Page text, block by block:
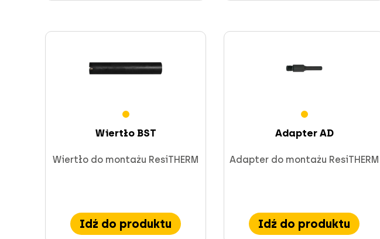
Wiertło BST
Wiertło do montażu ResiTHERM
Idź do produktu
Adapter AD
Adapter do montażu ResiTHERM
Idź do produktu